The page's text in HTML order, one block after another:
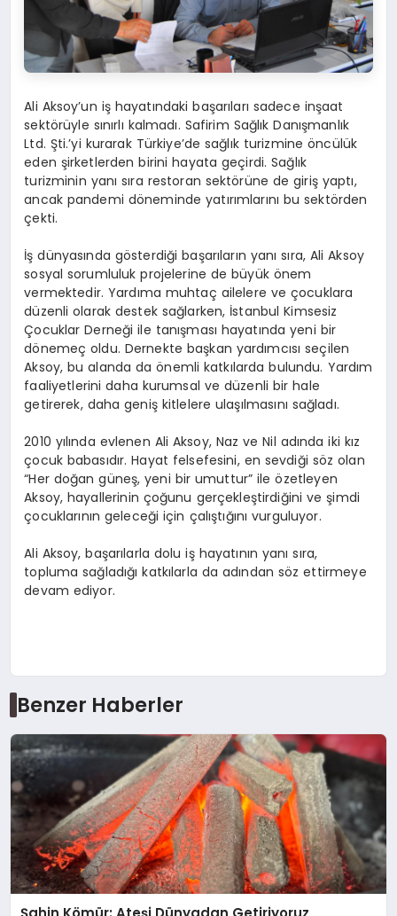
Ali Aksoy’un iş hayatındaki başarıları sadece inşaat
sektörüyle sınırlı kalmadı. Safirim Sağlık Danışmanlık
Ltd. Şti.’yi kurarak Türkiye’de sağlık turizmine öncülük
eden şirketlerden birini hayata geçirdi. Sağlık
turizminin yanı sıra restoran sektörüne de giriş yaptı,
ancak pandemi döneminde yatırımlarını bu sektörden
çekti.
İş dünyasında gösterdiği başarıların yanı sıra, Ali Aksoy
sosyal sorumluluk projelerine de büyük önem
vermektedir. Yardıma muhtaç ailelere ve çocuklara
düzenli olarak destek sağlarken, İstanbul Kimsesiz
Çocuklar Derneği ile tanışması hayatında yeni bir
dönemeç oldu. Dernekte başkan yardımcısı seçilen
Aksoy, bu alanda da önemli katkılarda bulundu. Yardım
faaliyetlerini daha kurumsal ve düzenli bir hale
getirerek, daha geniş kitlelere ulaşılmasını sağladı.
2010 yılında evlenen Ali Aksoy, Naz ve Nil adında iki kız
çocuk babasıdır. Hayat felsefesini, en sevdiği söz olan
“Her doğan güneş, yeni bir umuttur” ile özetleyen
Aksoy, hayallerinin çoğunu gerçekleştirdiğini ve şimdi
çocuklarının geleceği için çalıştığını vurguluyor.
Ali Aksoy, başarılarla dolu iş hayatının yanı sıra,
topluma sağladığı katkılarla da adından söz ettirmeye
devam ediyor.
Benzer Haberler